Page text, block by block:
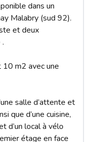
dans un
Malabry (sud 92).
et deux
10 m2 avec une
salle d’attente et
que d’une cuisine,
d’un local à vélo
étage en face